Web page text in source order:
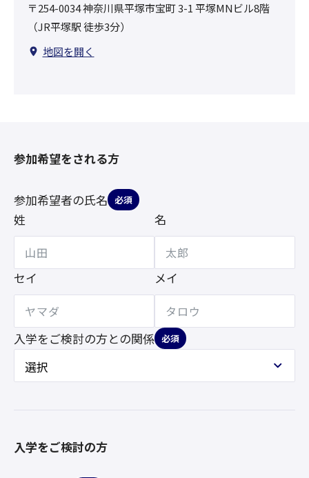
〒254-0034 神奈川県平塚市宝町 3-1 平塚MNビル8階
（JR平塚駅 徒歩3分）
地図を開く
参加希望をされる方
参加希望者の氏名 必須
姓 名
セイ メイ
入学をご検討の方との関係 必須
入学をご検討の方